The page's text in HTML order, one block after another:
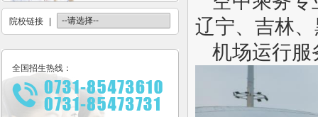
长沙航空职业技术学院2026年招生章程
2026年单招录取分数线及录取名单公示
关于参加2026年单独招生考试的温馨提示
院校链接
全国招生热线：
辽宁、吉林
机场运行服